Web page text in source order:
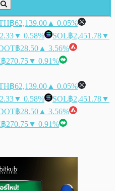
฿62,139.00 ▲ 0.05%
▼ 0.58% SOL฿2,451.78▼
฿28.50 ▲ 3.56%
฿270.75▼ 0.91%
฿62,139.00 ▲ 0.05%
▼ 0.58% SOL฿2,451.78▼
฿28.50 ▲ 3.56%
฿270.75▼ 0.91%